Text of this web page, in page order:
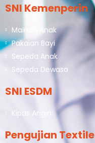
SNI Kemenperin
Mainan Anak
Pakaian Bayi
Sepeda Anak
Sepeda Dewasa
SNI ESDM
Kipas Angin
Pengujian Textile